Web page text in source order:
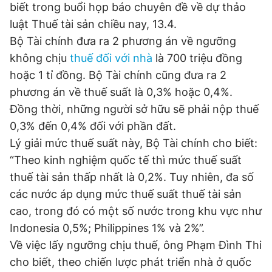
Thông tin tòa soạn Liên hệ quảng cáo
Đọc Thanh Niên trên điện thoại
Theo dõi báo trên
Hotline
0906 645 777
Liên hệ quảng cáo
0908 780 404
Đặt báo Quảng cáo RSS Tòa soạn Chính sách bảo
biết trong buổi họp báo chuyên đề về dự thảo
luật Thuế tài sản chiều nay, 13.4.
Bộ Tài chính đưa ra 2 phương án về ngưỡng
không chịu thuế đối với nhà là 700 triệu đồng
hoặc 1 tỉ đồng. Bộ Tài chính cũng đưa ra 2
phương án về thuế suất là 0,3% hoặc 0,4%.
Đồng thời, những người sở hữu sẽ phải nộp thuế
0,3% đến 0,4% đối với phần đất.
Lý giải mức thuế suất này, Bộ Tài chính cho biết:
“Theo kinh nghiệm quốc tế thì mức thuế suất
thuế tài sản thấp nhất là 0,2%. Tuy nhiên, đa số
các nước áp dụng mức thuế suất thuế tài sản
cao, trong đó có một số nước trong khu vực như
Indonesia 0,5%; Philippines 1% và 2%”.
Về việc lấy ngưỡng chịu thuế, ông Phạm Đình Thi
cho biết, theo chiến lược phát triển nhà ở quốc